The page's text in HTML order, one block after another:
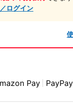
ログイン
Pay PayPay